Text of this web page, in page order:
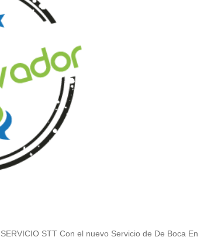
STT Con el nuevo Servicio de De Boca En